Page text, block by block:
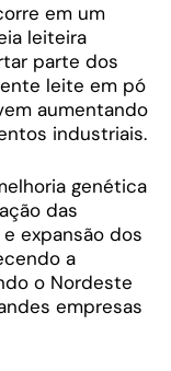
em um
leiteira
parte dos
leite em pó
aumentando
industriais.
genética
das
expansão dos
a
o Nordeste
empresas